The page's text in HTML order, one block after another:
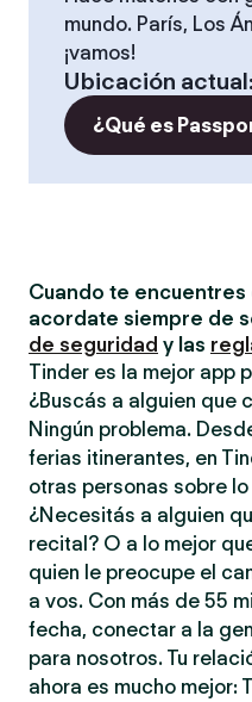
mundo. París, Los
¡vamos!
Ubicación actual:
¿Qué es
Cuando te
acordate siempre de
de seguridad y las
Tinder es la mejor app
¿Buscás a alguien que
Ningún problema.
ferias itinerantes, en
otras personas sobre
¿Necesitás a alguien
recital? O a lo mejor
quien le preocupe el
a vos. Con más de 55
fecha, conectar a la
para nosotros. Tu
ahora es mucho mejor: